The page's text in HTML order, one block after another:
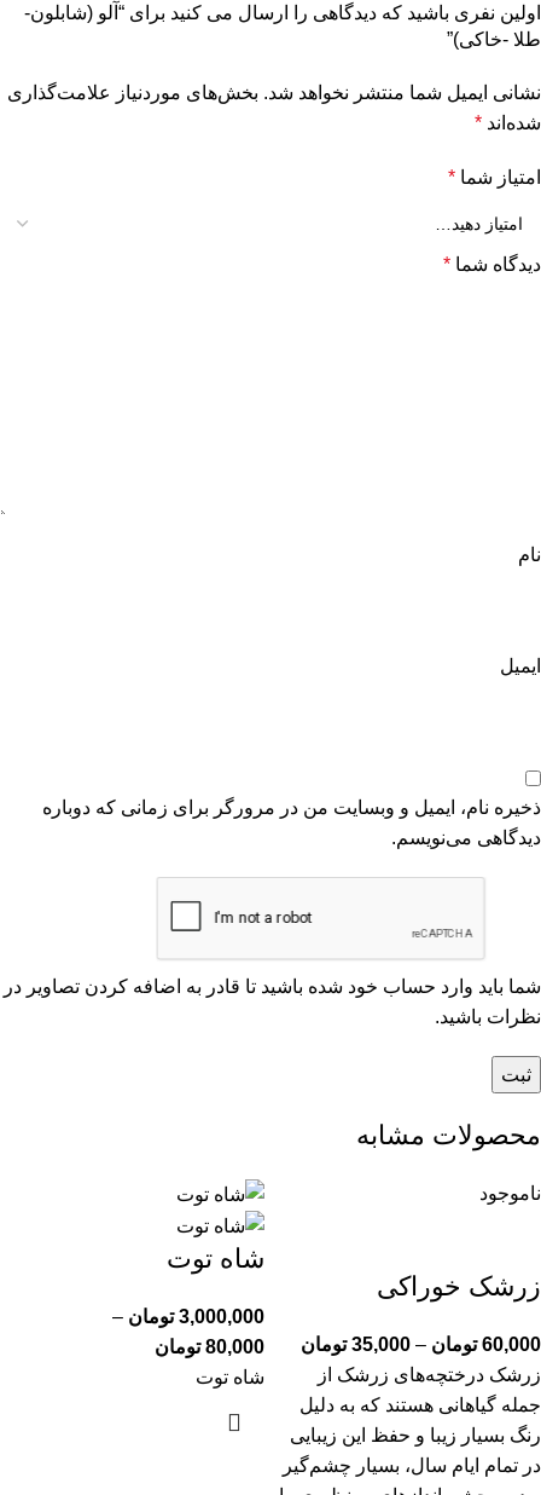
اولین نفری باشید که دیدگاهی را ارسال می کنید برای “آلو (شابلون-
طلا -خاکی)”
نشانی ایمیل شما منتشر نخواهد شد. بخش‌های موردنیاز علامت‌گذاری
شده‌اند *
امتیاز شما *
دیدگاه شما *
نام
ایمیل
ذخیره نام، ایمیل و وبسایت من در مرورگر برای زمانی که دوباره
دیدگاهی می‌نویسم.
شما باید وارد حساب خود شده باشید تا قادر به اضافه کردن تصاویر در
نظرات باشید.
محصولات مشابه
ناموجود
زرشک خوراکی
60,000 تومان –
35,000 تومان
زرشک درختچه‌های زرشک از
جمله گیاهانی هستند که به دلیل
رنگ بسیار زیبا و حفظ این زیبایی
در تمام ایام سال، بسیار چشم‌گیر
شاه توت
3,000,000 تومان –
80,000 تومان
شاه توت